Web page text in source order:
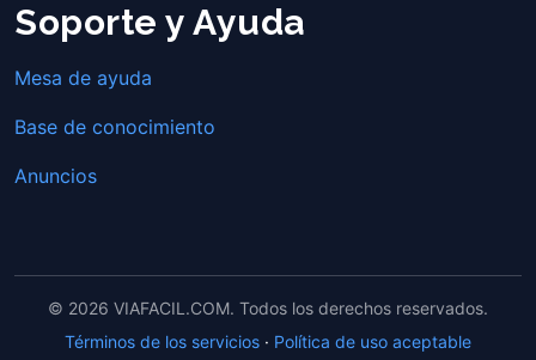
Soporte y Ayuda
Mesa de ayuda
Base de conocimiento
Anuncios
© 2026 VIAFACIL.COM. Todos los derechos reservados.
Términos de los servicios · Política de uso aceptable